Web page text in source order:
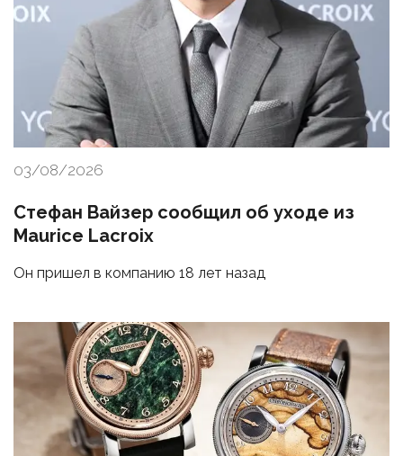
03/08/2026
Стефан Вайзер сообщил об уходе из
Maurice Lacroix
Он пришел в компанию 18 лет назад